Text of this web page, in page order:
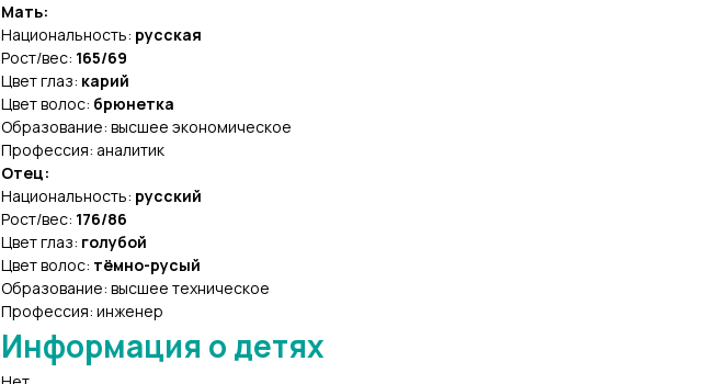
Мать:
Национальность: русская
Рост/вес: 165/69
Цвет глаз: карий
Цвет волос: брюнетка
Образование: высшее экономическое
Профессия: аналитик
Отец:
Национальность: русский
Рост/вес: 176/86
Цвет глаз: голубой
Цвет волос: тёмно-русый
Образование: высшее техническое
Профессия: инженер
Информация о детях